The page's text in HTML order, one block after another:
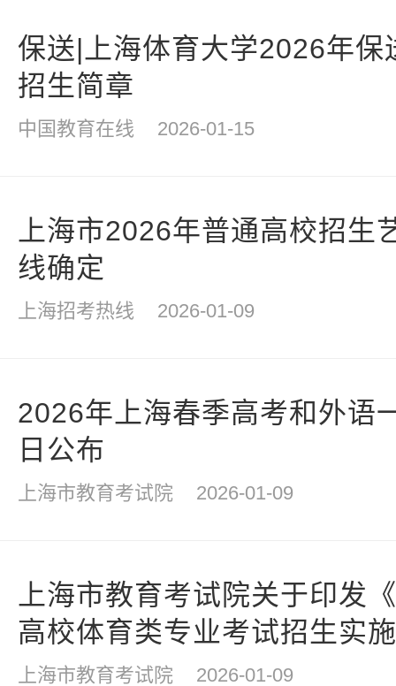
保送|上海体育大学2026年保
招生简章
中国教育在线 2026-01-15
上海市2026年普通高校招生
线确定
上海招考热线 2026-01-09
2026年上海春季高考和外语
日公布
上海市教育考试院 2026-01-09
上海市教育考试院关于印发
高校体育类专业考试招生实
上海市教育考试院 2026-01-09